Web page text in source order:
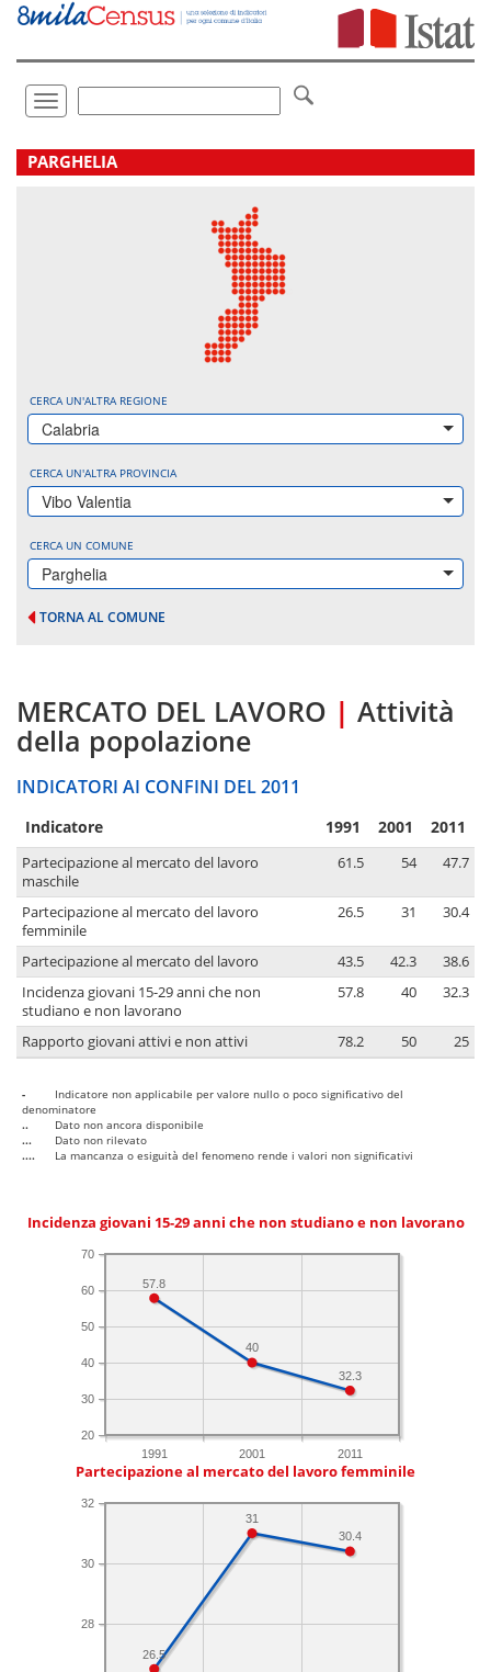
Vai
direttamente
Toggle
navigation
.
PARGHELIA
CERCA UN'ALTRA REGIONE
Calabria
CERCA UN'ALTRA PROVINCIA
Vibo Valentia
CERCA UN COMUNE
Parghelia
TORNA AL COMUNE
MERCATO DEL LAVORO | Attività
della popolazione
INDICATORI AI CONFINI DEL 2011
Indicatore 1991 2001 2011
Partecipazione al mercato del lavoro
maschile
61.5 54 47.7
Partecipazione al mercato del lavoro
femminile
26.5 31 30.4
Partecipazione al mercato del lavoro 43.5 42.3
38.6
Incidenza giovani 15-29 anni che non
studiano e non lavorano
57.8 40 32.3
Rapporto giovani attivi e non attivi 78.2 50 25
-
Indicatore non applicabile per valore nullo o poco significativo del
denominatore
..
Dato non ancora disponibile
...
Dato non rilevato
....
La mancanza o esiguità del fenomeno rende i valori non significativi
Incidenza giovani 15-29 anni che non studiano e non lavorano
1991 2001 2011
20
30
40
50
60
70
32.3
40
57.8
Partecipazione al mercato del lavoro femminile
28
30
32
30.4
31
26.5